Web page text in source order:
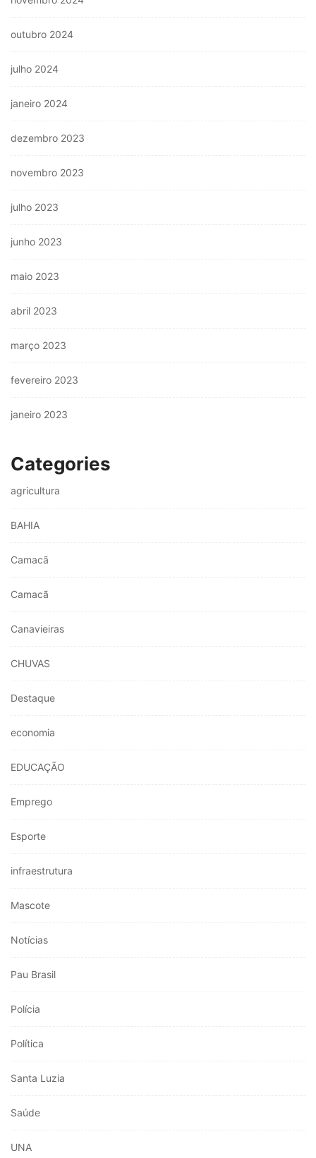
outubro 2024
julho 2024
janeiro 2024
dezembro 2023
novembro 2023
julho 2023
junho 2023
maio 2023
abril 2023
março 2023
fevereiro 2023
janeiro 2023
Categories
agricultura
BAHIA
Camacã
Camacã
Canavieiras
CHUVAS
Destaque
economia
EDUCAÇÃO
Emprego
Esporte
infraestrutura
Mascote
Notícias
Pau Brasil
Polícia
Política
Santa Luzia
Saúde
UNA